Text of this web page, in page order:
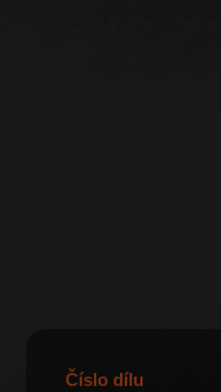
Číslo dílu